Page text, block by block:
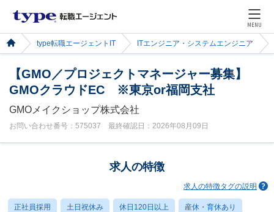
MENU
type転職エージェントIT ITエンジニア・システムエンジニア
【GMO／プロジェクトマネージャー募集】
GMOクラウドEC ※東京or福岡支社
GMOメイクショップ株式会社
お問い合わせ番号：575037 最終確認日：2026年08月09日
求人の特徴
求人の特徴タグの説明
正社員採用 土日祝休み 休日120日以上 産休・育休あり